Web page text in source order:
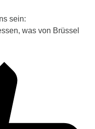
sein:
was von Brüssel